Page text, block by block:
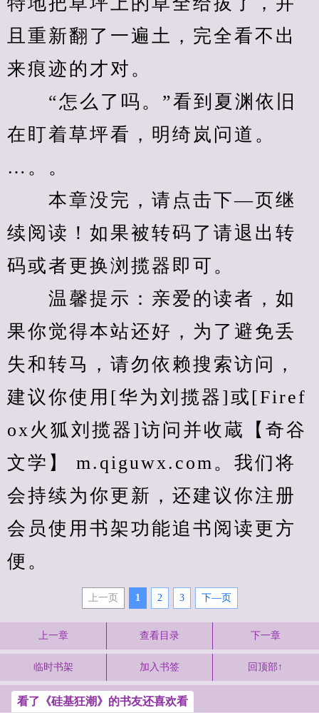
且重新翻了一遍土，完全看不出
来痕迹的才对。
“怎么了吗。”看到夏渊依旧
在盯着草坪看，明绮岚问道。
…。。
本章没完，请点击下—页继
续阅读！如果被转码了请退出转
码或者更换浏揽器即可。
温馨提示：亲爱的读者，如
果你觉得本站还好，为了避免丢
失和转马，请勿依赖搜索访问，
建议你使用[华为刘揽器]或[Firef
ox火狐刘揽器]访问并收蔵【奇谷
文学】 m.qiguwx.com。我们将
会持续为你更新，还建议你注册
会员使用书架功能追书阅读更方
便。
上一页 1 2 3 下—页
上一章 查看目录 下一章
临时书架 加入书签 回顶部↑
看了《硅基狂潮》的书友还喜欢看